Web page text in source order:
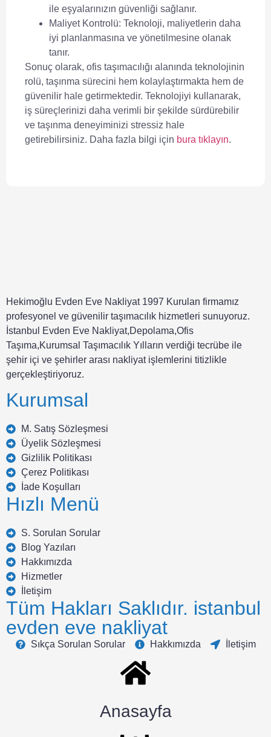
ile eşyalarınızın güvenliği sağlanır.
Maliyet Kontrolü: Teknoloji, maliyetlerin daha
iyi planlanmasına ve yönetilmesine olanak
tanır.
Sonuç olarak, ofis taşımacılığı alanında teknolojinin
rolü, taşınma sürecini hem kolaylaştırmakta hem de
güvenilir hale getirmektedir. Teknolojiyi kullanarak,
iş süreçlerinizi daha verimli bir şekilde sürdürebilir
ve taşınma deneyiminizi stressiz hale
getirebilirsiniz. Daha fazla bilgi için bura tıklayın.
Hekimoğlu Evden Eve Nakliyat 1997 Kurulan firmamız
profesyonel ve güvenilir taşımacılık hizmetleri sunuyoruz.
İstanbul Evden Eve Nakliyat,Depolama,Ofis
Taşıma,Kurumsal Taşımacılık Yılların verdiği tecrübe ile
şehir içi ve şehirler arası nakliyat işlemlerini titizlikle
gerçekleştiriyoruz.
Kurumsal
M. Satış Sözleşmesi
Üyelik Sözleşmesi
Gizlilik Politikası
Çerez Politikası
İade Koşulları
Hızlı Menü
S. Sorulan Sorular
Blog Yazıları
Hakkımızda
Hizmetler
İletişim
Tüm Hakları Saklıdır. istanbul
evden eve nakliyat
Sıkça Sorulan Sorular Hakkımızda İletişim
Anasayfa